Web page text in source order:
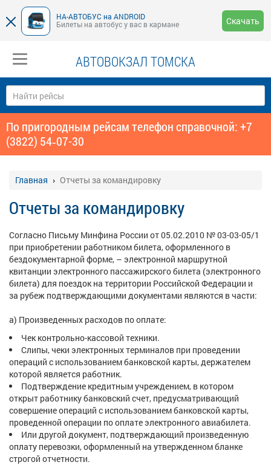
НА-АВТОБУС на ANDROID
Билеты на автобус у вас в кармане
Скачать
АВТОВОКЗАЛ ТОМСКА
По пригородным рейсам телефон справочной: +7
(3822) 54‑07-30
Главная Отчеты за командировку
Отчеты за командировку
Согласно Письму Минфина России от 05.02.2010 № 03-03-05/1
при приобретении работником билета, оформленного в
бездокументарной форме, – электронной маршрутной
квитанции электронного пассажирского билета (электронного
билета) для поездок на территории Российской Федерации и
за рубеж подтверждающими документами являются в части:
а) Произведенных расходов по оплате:
Чек контрольно-кассовой техники.
Слипы, чеки электронных терминалов при проведении
операций с использованием банковской карты, держателем
которой является работник.
Подтверждение кредитным учреждением, в котором
открыт работнику банковский счет, предусматривающий
совершение операций с использованием банковской карты,
проведенной операции по оплате электронного авиабилета.
Или другой документ, подтверждающий произведенную
оплату перевозки, оформленный на утвержденном бланке
строгой отчетности.